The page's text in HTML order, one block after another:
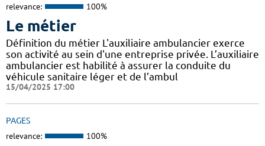
relevance: 100%
Le métier
Définition du métier L'auxiliaire ambulancier exerce
son activité au sein d'une entreprise privée. L’auxiliaire
ambulancier est habilité à assurer la conduite du
véhicule sanitaire léger et de l’ambul
15/04/2025 17:00
PAGES
relevance: 100%